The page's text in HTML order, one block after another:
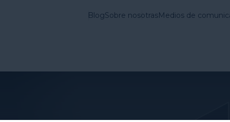
BlogSobre nosotrasMedios de